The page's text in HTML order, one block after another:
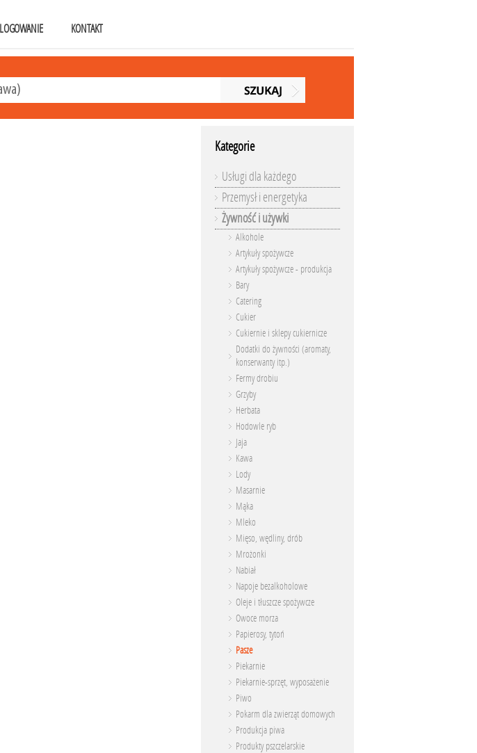
LOGOWANIE KONTAKT
Kategorie
Usługi dla każdego
Przemysł i energetyka
Żywność i używki
Alkohole
Artykuły spożywcze
Artykuły spożywcze - produkcja
Bary
Catering
Cukier
Cukiernie i sklepy cukiernicze
Dodatki do żywności (aromaty,
konserwanty itp.)
Fermy drobiu
Grzyby
Herbata
Hodowle ryb
Jaja
Kawa
Lody
Masarnie
Mąka
Mleko
Mięso, wędliny, drób
Mrożonki
Nabiał
Napoje bezalkoholowe
Oleje i tłuszcze spożywcze
Owoce morza
Papierosy, tytoń
Pasze
Piekarnie
Piekarnie-sprzęt, wyposażenie
Piwo
Pokarm dla zwierząt domowych
Produkcja piwa
Produkty pszczelarskie